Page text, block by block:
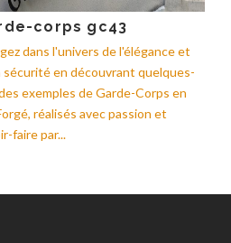
corps gc43
dans l'univers de l'élégance et
sécurité en découvrant quelques-
exemples de Garde-Corps en
réalisés avec passion et
faire par...